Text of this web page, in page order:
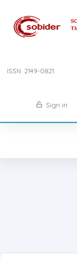
ISSN: 2149-0821
Sign in